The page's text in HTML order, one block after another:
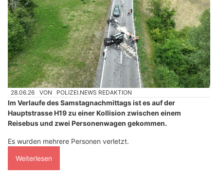
28.06.26 VON POLIZEI.NEWS REDAKTION
Im Verlaufe des Samstagnachmittags ist es auf der
Hauptstrasse H19 zu einer Kollision zwischen einem
Reisebus und zwei Personenwagen gekommen.
Es wurden mehrere Personen verletzt.
Weiterlesen